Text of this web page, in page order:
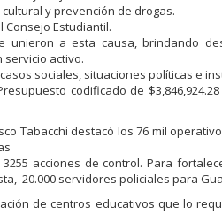
y prevención de drogas.
Estudiantil.
unieron a esta causa, brindando
servicio activo.
sociales, situaciones políticas e
codificado de
Tabacchi destacó los 76 mil
acciones de control. Para
20.000 servidores policiales para
de centros educativos que lo